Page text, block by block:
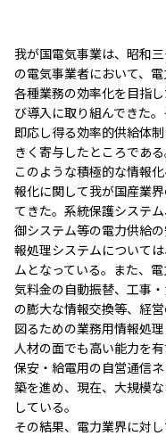
我が国電気事業は、昭和
の電気事業者において、
各種業務の効率化を目指
び導入に取り組んできた
即応し得る効率的供給体
きく寄与したところである
このような積極的な情報
報化に関して我が国産業
てきた。系統保護システ
御システム等の電力供給
報処理システムについて
ムとなっている。また、
気料金の自動振替、工事
の膨大な情報交換等、経
図るための業務用情報処
人材の面でも高い能力を
保安・給電用の自営通信
築を進め、現在、大規模
している。
その結果、電力業界に対